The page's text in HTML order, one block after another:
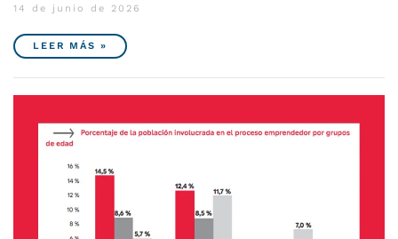
14 de junio de 2026
LEER MÁS »